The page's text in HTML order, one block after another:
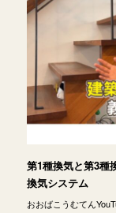
第1種換気と第3種
換気システム
おおばこうむてん